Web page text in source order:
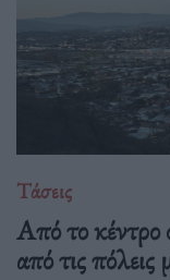
Τάσεις
Από το
από τις